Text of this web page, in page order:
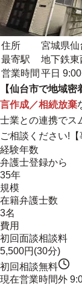
住所
宮城県仙
最寄駅
地下鉄
営業時間 平日
【仙台市で地域密
言作成／相続放棄
士業との連携でス
ご相談ください!
経験年数
弁護士登録から
35年
規模
在籍弁護士数
3名
費用
初回面談相談料
5,500円(30分)
初回相談無料
現在営業時間外